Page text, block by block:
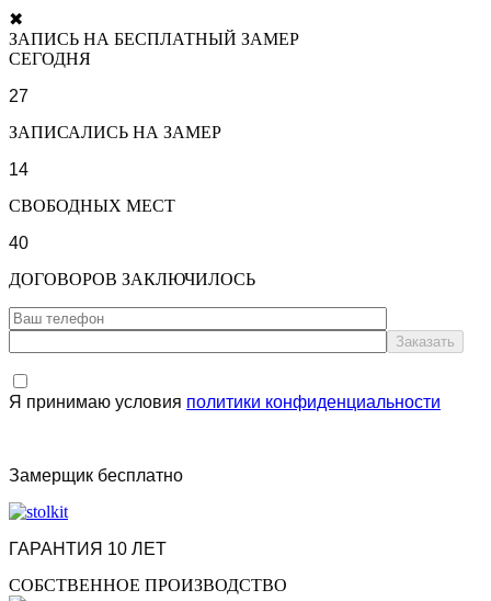
✖
ЗАПИСЬ НА БЕСПЛАТНЫЙ ЗАМЕР
СЕГОДНЯ
27
ЗАПИСАЛИСЬ НА ЗАМЕР
14
СВОБОДНЫХ МЕСТ
40
ДОГОВОРОВ ЗАКЛЮЧИЛОСЬ
Я принимаю условия политики конфиденциальности
Замерщик бесплатно
ГАРАНТИЯ 10 ЛЕТ
СОБСТВЕННОЕ ПРОИЗВОДСТВО